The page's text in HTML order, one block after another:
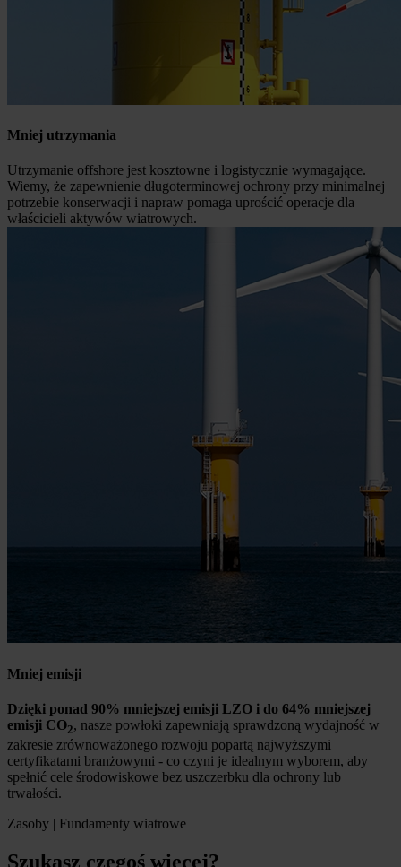
Mniej utrzymania
Utrzymanie offshore jest kosztowne i logistycznie wymagające.
Wiemy, że zapewnienie długoterminowej ochrony przy minimalnej
potrzebie konserwacji i napraw pomaga uprościć operacje dla
właścicieli aktywów wiatrowych.
Mniej emisji
Dzięki ponad 90% mniejszej emisji LZO i do 64% mniejszej
emisji CO2, nasze powłoki zapewniają sprawdzoną wydajność w
zakresie zrównoważonego rozwoju popartą najwyższymi
certyfikatami branżowymi - co czyni je idealnym wyborem, aby
spełnić cele środowiskowe bez uszczerbku dla ochrony lub
trwałości.
Zasoby | Fundamenty wiatrowe
Szukasz czegoś więcej?